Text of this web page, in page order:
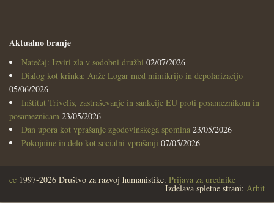
Aktualno branje
Natečaj: Izviri zla v sodobni družbi 02/07/2026
Dialog kot krinka: Anže Logar med mimikrijo in depolarizacijo
05/06/2026
Inštitut Trivelis, zastraševanje in sankcije EU proti posameznikom in
posameznicam 23/05/2026
Dan upora kot vprašanje zgodovinskega spomina 23/05/2026
Pokojnine in delo kot socialni vprašanji 07/05/2026
cc 1997-2026 Društvo za razvoj humanistike. Prijava za urednike
Izdelava spletne strani: Arhit